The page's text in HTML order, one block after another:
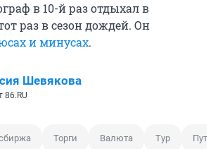
в 10-й раз отдыхал в
раз в сезон дождей. Он
и минусах.
Шевякова
86.RU
Торги Валюта Тур